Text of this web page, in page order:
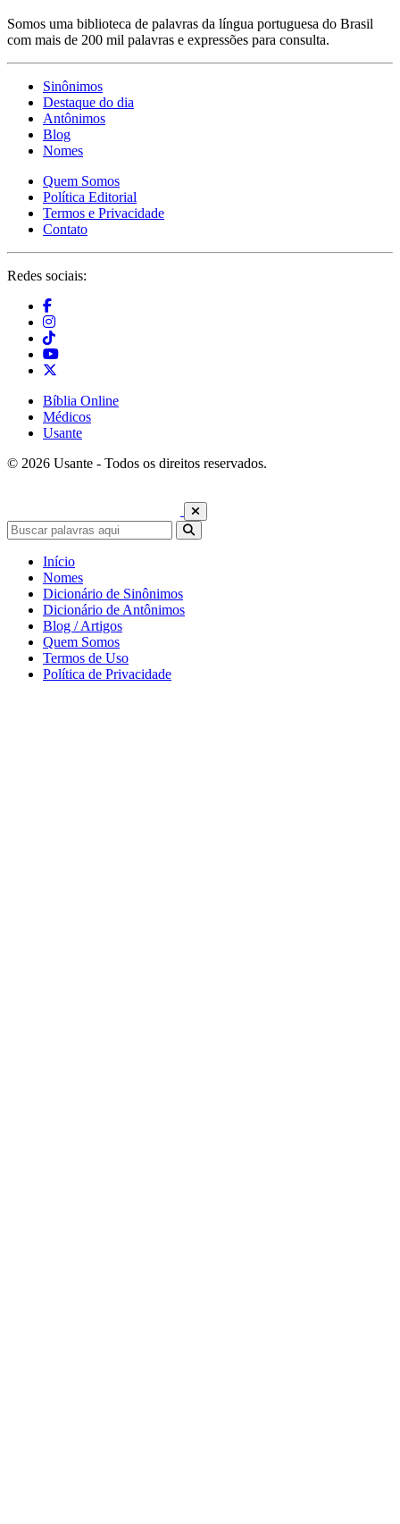
Somos uma biblioteca de palavras da língua portuguesa do Brasil
com mais de 200 mil palavras e expressões para consulta.
Sinônimos
Destaque do dia
Antônimos
Blog
Nomes
Quem Somos
Política Editorial
Termos e Privacidade
Contato
Redes sociais:
Bíblia Online
Médicos
Usante
© 2026 Usante - Todos os direitos reservados.
Início
Nomes
Dicionário de Sinônimos
Dicionário de Antônimos
Blog / Artigos
Quem Somos
Termos de Uso
Política de Privacidade